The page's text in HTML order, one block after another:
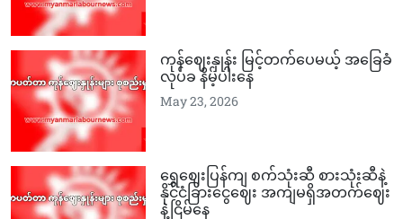
ကုန်ဈေးနှုန်း မြင့်တက်ပေမယ့် အခြေခံ
လုပ်ခ နိမ့်ပါးနေ
May 23, 2026
ရွှေဈေးပြန်ကျ စက်သုံးဆီ စားသုံးဆီနဲ့
နိုင်ငံခြားငွေဈေး အကျမရှိအတက်ဈေး
နဲ့ငြိမ်နေ